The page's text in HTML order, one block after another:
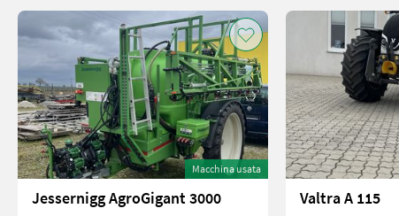
Macchina usata
Jessernigg AgroGigant 3000 Valtra A 115